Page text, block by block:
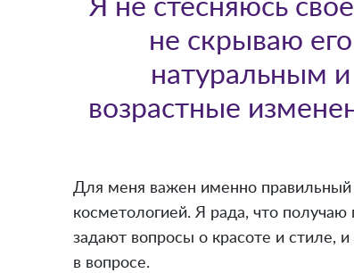
Я не стесняюсь
не скрываю
натуральным
возрастные
Для меня важен именно правильный
косметологией. Я рада, что
задают вопросы о красоте и стиле,
в вопросе.